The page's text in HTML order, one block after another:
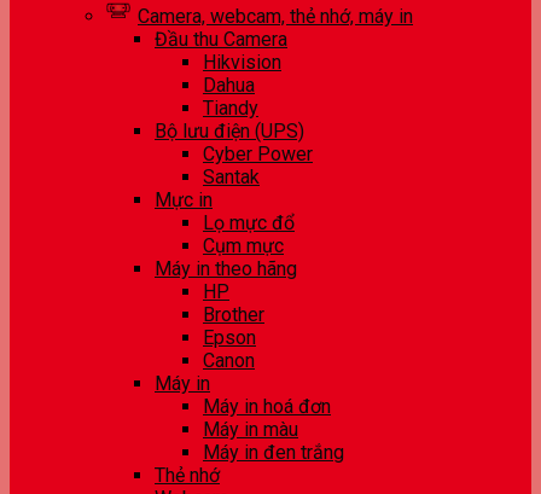
Camera, webcam, thẻ nhớ, máy in
Đầu thu Camera
Hikvision
Dahua
Tiandy
Bộ lưu điện (UPS)
Cyber Power
Santak
Mực in
Lọ mực đổ
Cụm mực
Máy in theo hãng
HP
Brother
Epson
Canon
Máy in
Máy in hoá đơn
Máy in màu
Máy in đen trắng
Thẻ nhớ